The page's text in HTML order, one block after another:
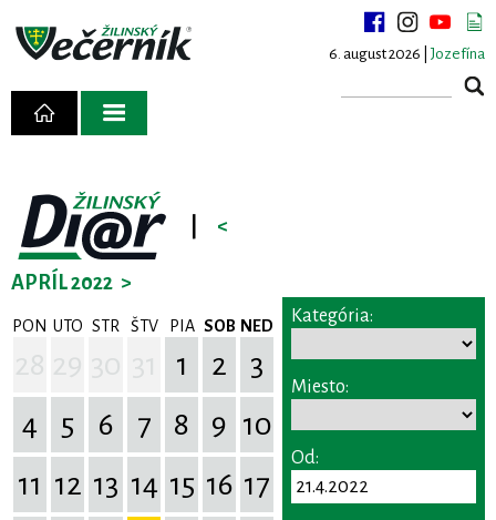
6. august 2026 | Jozefína
<
APRÍL 2022 >
PON UTO STR ŠTV PIA SOB NED
1 2
3
4
5 6 7 8 9 10
11 12 13 14 15 16 17
Kategória:
Miesto:
Od: